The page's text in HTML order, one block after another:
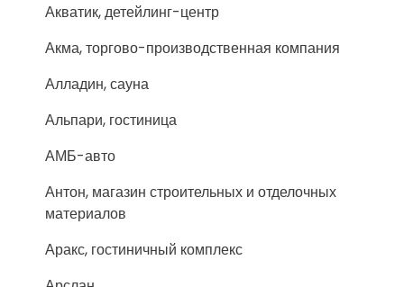
Акватик, детейлинг-центр
Акма, торгово-производственная компания
Алладин, сауна
Альпари, гостиница
АМБ-авто
Антон, магазин строительных и отделочных
материалов
Аракс, гостиничный комплекс